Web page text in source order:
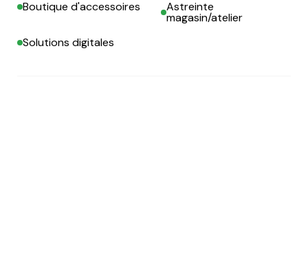
Boutique d'accessoires
Astreinte
magasin/atelier
Solutions digitales